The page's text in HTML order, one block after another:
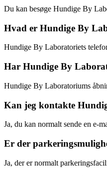
Du kan besøge Hundige By
Hvad er Hundige By
Hundige By Laboratoriets
Har Hundige By
Hundige By Laboratoriums
Kan jeg kontakte
Ja, du kan normalt sende en e-
Er der
Ja, der er normalt